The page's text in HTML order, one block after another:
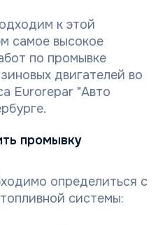
к этой
самое высокое
по промывке
двигателей во
Eurorepar "Авто
промывку
определиться с
системы: